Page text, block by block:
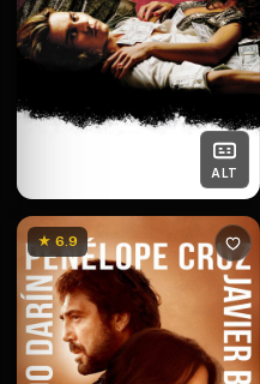
ALT
★ 6.9